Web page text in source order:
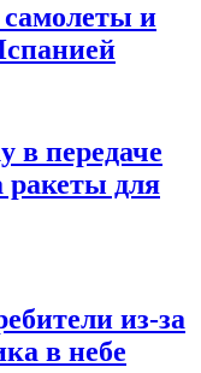
и
в передаче
ракеты для
из-за
в небе